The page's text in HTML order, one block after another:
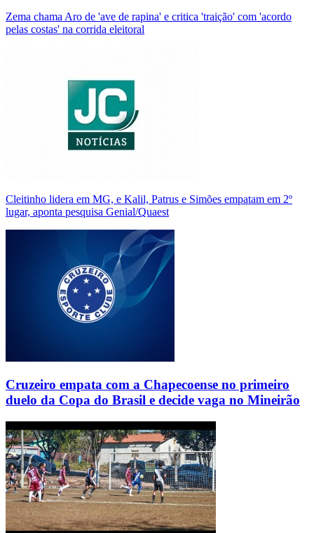
Zema chama Aro de 'ave de rapina' e critica 'traição' com 'acordo
pelas costas' na corrida eleitoral
Cleitinho lidera em MG, e Kalil, Patrus e Simões empatam em 2º
lugar, aponta pesquisa Genial/Quaest
Cruzeiro empata com a Chapecoense no primeiro
duelo da Copa do Brasil e decide vaga no Mineirão